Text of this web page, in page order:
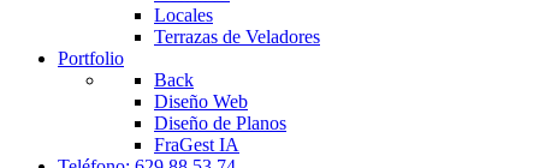
Locales
Terrazas de Veladores
Portfolio
Back
Diseño Web
Diseño de Planos
FraGest IA